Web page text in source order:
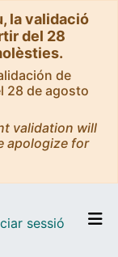
la validació
del 28
de
28 de agosto
validation will
apologize for
sessió (current)